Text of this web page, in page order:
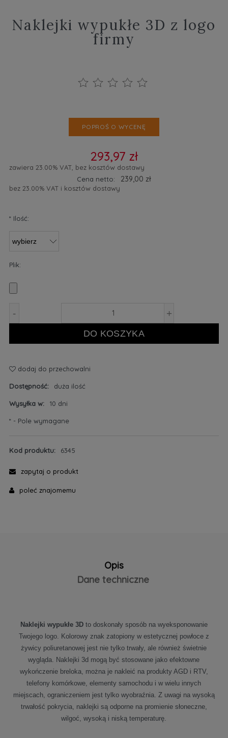
Naklejki wypukłe 3D z logo
firmy
POPROŚ O WYCENĘ
293,97 zł
zawiera 23.00% VAT, bez kosztów dostawy
Cena netto:
239,00 zł
bez 23.00% VAT i kosztów dostawy
* Ilość:
Plik:
- +
DO KOSZYKA
dodaj do przechowalni
Dostępność: duża ilość
Wysyłka w: 10 dni
* - Pole wymagane
Kod produktu: 6345
zapytaj o produkt
poleć znajomemu
Opis
Dane techniczne
Naklejki wypukłe 3Dto doskonały sposób na wyeksponowanie
Twojego logo. Kolorowy znak zatopiony w estetycznej powłoce z
żywicy poliuretanowej jest nie tylko trwały, ale również świetnie
wygląda. Naklejki 3d mogą być stosowane jako efektowne
wykończenie breloka, można je nakleić na produkty AGD i RTV,
telefony komórkowe, elementy samochodu i w wielu innych
miejscach, ograniczeniem jest tylko wyobraźnia. Z uwagi na wysoką
trwałość pokrycia, naklejki są odporne na promienie słoneczne,
wilgoć, wysoką i niską temperaturę.